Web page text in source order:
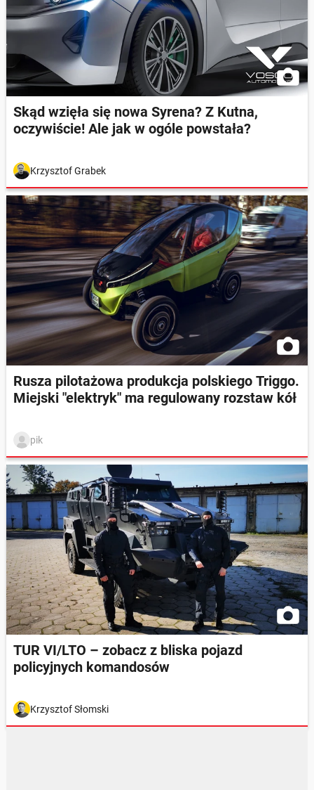
Skąd wzięła się nowa Syrena? Z Kutna,
oczywiście! Ale jak w ogóle powstała?
Krzysztof Grabek
Rusza pilotażowa produkcja polskiego Triggo.
Miejski "elektryk" ma regulowany rozstaw kół
pik
TUR VI/LTO – zobacz z bliska pojazd
policyjnych komandosów
Krzysztof Słomski